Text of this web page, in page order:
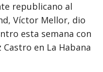
republicano al
Víctor Mellor, dio
esta semana con
en La Habana